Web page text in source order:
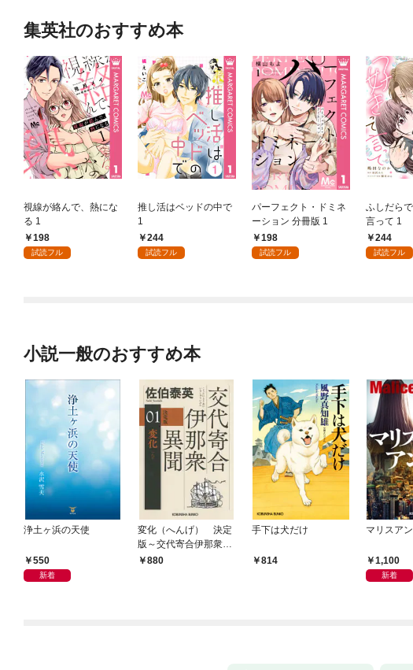
集英社のおすすめ本
視線が絡んで、熱にな
る 1
198
試読フル
推し活はベッドの中で
1
244
試読フル
パーフェクト・ドミネ
ーション 分冊版 1
198
試読フル
ふしだら
言って 1
244
試読フル
小説一般のおすすめ本
浄土ヶ浜の天使
550
新着
変化（へんげ） 決定
版～交代寄合伊那衆異
聞（1）～
880
手下は犬だけ
814
マリスア
1,100
新着